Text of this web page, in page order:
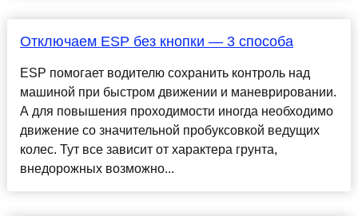
Отключаем ESP без кнопки — 3 способа
ESP помогает водителю сохранить контроль над
машиной при быстром движении и маневрировании.
А для повышения проходимости иногда необходимо
движение со значительной пробуксовкой ведущих
колес. Тут все зависит от характера грунта,
внедорожных возможно...